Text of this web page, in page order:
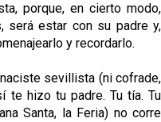
porque, en cierto modo,
será estar con su padre y,
y recordarlo.
sevillista (ni cofrade,
te hizo tu padre. Tu tía. Tu
Santa, la Feria) no corre